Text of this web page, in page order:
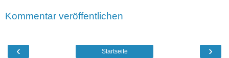
Kommentar veröffentlichen
‹ ›
Startseite